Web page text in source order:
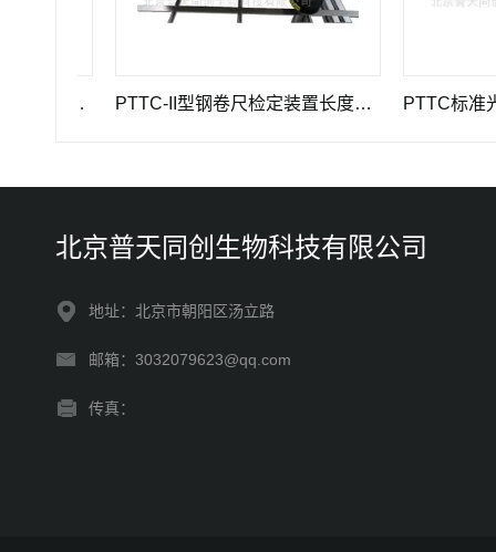
PTTC-II型钢卷尺检定装置长度计量仪器 PTTC标准光泽
北京普天同创生物科技有限公司
地址：北京市朝阳区汤立路
邮箱：3032079623@qq.com
传真：